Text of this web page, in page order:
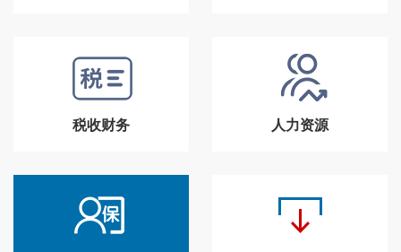
税收财务 人力资源